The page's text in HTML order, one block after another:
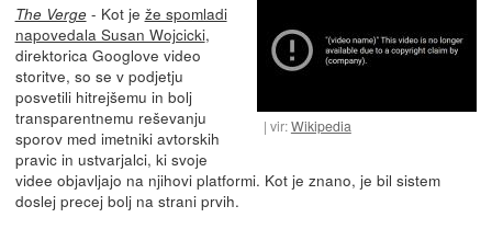
vir:Wikipedia
The Verge- Kot je že spomladi
napovedala Susan Wojcicki,
direktorica Googlove video
storitve, so se v podjetju
posvetili hitrejšemu in bolj
transparentnemu reševanju
sporov med imetniki avtorskih
pravic in ustvarjalci, ki svoje
videe objavljajo na njihovi platformi. Kot je znano, je bil sistem
doslej precej bolj na strani prvih.